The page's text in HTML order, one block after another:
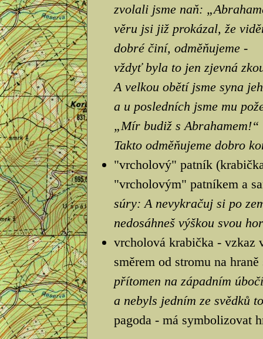
zvolali jsme naň:
věru jsi již prokázal, že
dobré činí, odměňujeme -
vždyť byla to jen zjevná
A velkou obětí jsme syna
a u posledních jsme mu
„Mír budiž s Abrahamem!“
Takto odměňujeme dobro
"vrcholový" patník
"vrcholovým" patníkem a
súry: A nevykračuj si po
nedosáhneš výškou svou
vrcholová krabička - vzkaz
směrem od stromu na
přítomen na západním
a nebyls jedním ze svědků
pagoda - má symbolizovat